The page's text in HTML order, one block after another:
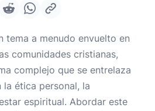
tema a menudo envuelto en
comunidades cristianas,
complejo que se entrelaza
ética personal, la
espiritual. Abordar este